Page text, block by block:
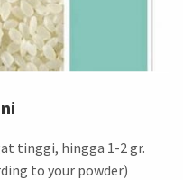
tinggi, hingga 1-2 gr.
to your powder)